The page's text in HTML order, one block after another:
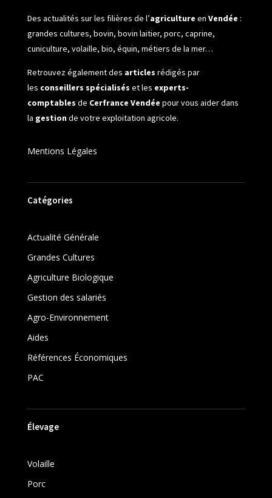
Des actualités sur les filières de l’agriculture en Vendée :
grandes cultures, bovin, bovin laitier, porc, caprine,
cuniculture, volaille, bio, équin, métiers de la mer…
Retrouvez également des articles rédigés par
les conseillers spécialisés et les experts-
comptables de Cerfrance Vendée pour vous aider dans
la gestionde votre exploitation agricole.
Mentions Légales
Catégories
Actualité Générale
Grandes Cultures
Agriculture Biologique
Gestion des salariés
Agro-Environnement
Aides
Références Économiques
PAC
Élevage
Volaille
Porc